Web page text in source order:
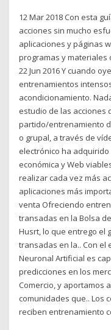
12 Mar 2018 Con esta
acciones sin mucho
aplicaciones y páginas
programas y
22 Jun 2016 Y cuando
entrenamientos
acondicionamiento.
estudio de las acciones
partido/entrenamiento
o grupal, a través de
electrónico ha
económica y Web
realizar cada vez más
aplicaciones más
venta Ofreciendo
transadas en la Bolsa
Husrt, lo que entrego el
transadas en la.. Con
Neuronal Artificial es
predicciones en los
Comercio, y aportamos
comunidades que.. Los
reciben entrenamiento